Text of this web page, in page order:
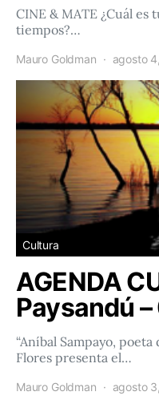
CINE & MATE ¿Cuál
tiempos?…
Mauro Goldman agosto
Cultura
AGENDA
Paysandú
“Aníbal Sampayo,
Flores presenta el…
Mauro Goldman agosto